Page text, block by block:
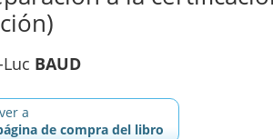
Luc BAUD
a
de compra del libro